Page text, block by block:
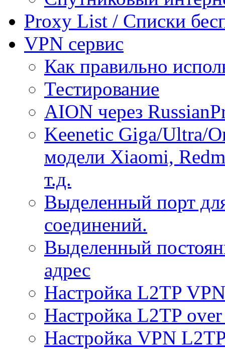
Proxy List / Списки
VPN сервис
Как правильно
Тестирование
AION через
Keenetic Giga/Ultra/
модели Xiaomi,
т.д.
Выделенный порт
соединений.
Выделенный
адрес
Настройка L2TP
Настройка L2TP
Настройка VPN